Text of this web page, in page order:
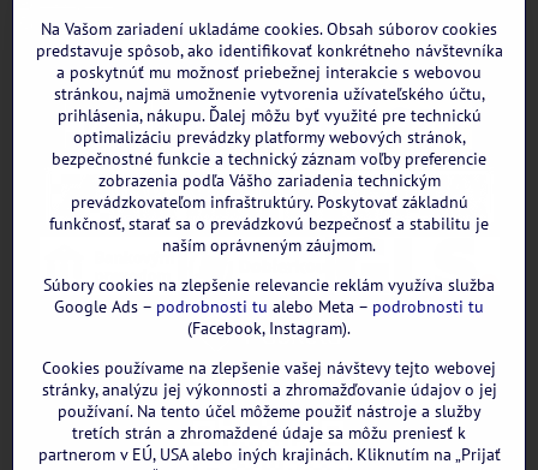
WhatsApp
GOOGLE recenzie:
Na Vašom zariadení ukladáme cookies. Obsah súborov cookies
predstavuje spôsob, ako identifikovať konkrétneho návštevníka
a poskytnúť mu možnosť priebežnej interakcie s webovou
stránkou, najmä umožnenie vytvorenia užívateľského účtu,
prihlásenia, nákupu. Ďalej môžu byť využité pre technickú
optimalizáciu prevádzky platformy webových stránok,
bezpečnostné funkcie a technický záznam voľby preferencie
zobrazenia podľa Vášho zariadenia technickým
prevádzkovateľom infraštruktúry. Poskytovať základnú
funkčnosť, starať sa o prevádzkovú bezpečnosť a stabilitu je
naším oprávneným záujmom.
Súbory cookies na zlepšenie relevancie reklám využíva služba
Google Ads – podrobnosti tu alebo Meta – podrobnosti tu
(Facebook, Instagram).
Cookies používame na zlepšenie vašej návštevy tejto webovej
stránky, analýzu jej výkonnosti a zhromažďovanie údajov o jej
používaní. Na tento účel môžeme použiť nástroje a služby
tretích strán a zhromaždené údaje sa môžu preniesť k
partnerom v EÚ, USA alebo iných krajinách. Kliknutím na „Prijať